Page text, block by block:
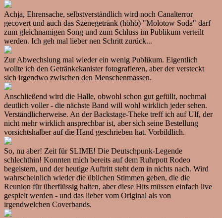
Achja, Ehrensache, selbstverständlich wird noch Canalterror
gecovert und auch das Szenegetränk (höhö) "Molotow Soda" darf
zum gleichnamigen Song und zum Schluss im Publikum verteilt
werden. Ich geh mal lieber nen Schritt zurück...
Zur Abwechslung mal wieder ein wenig Publikum. Eigentlich
wollte ich den Getränkekanister fotografieren, aber der versteckt
sich irgendwo zwischen den Menschenmassen.
Anschließend wird die Halle, obwohl schon gut gefüllt, nochmal
deutlich voller - die nächste Band will wohl wirklich jeder sehen.
Verständlicherweise. An der Backstage-Theke treff ich auf Ulf, der
nicht mehr wirklich ansprechbar ist, aber sich seine Bestellung
vorsichtshalber auf die Hand geschrieben hat. Vorbildlich.
So, nu aber! Zeit für SLIME! Die Deutschpunk-Legende
schlechthin! Konnten mich bereits auf dem Ruhrpott Rodeo
begeistern, und der heutige Auftritt steht dem in nichts nach. Wird
wahrscheinlich wieder die üblichen Stimmen geben, die die
Reunion für überflüssig halten, aber diese Hits müssen einfach live
gespielt werden - und das lieber vom Original als von
irgendwelchen Coverbands.